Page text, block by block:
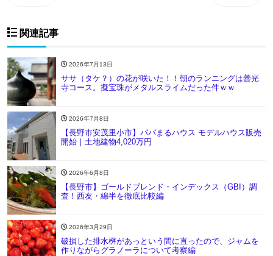
関連記事
2026年7月13日
ササ（タケ？）の花が咲いた！！朝のランニングは善光
寺コース。擬宝珠がメタルスライムだった件ｗｗ
2026年7月8日
【長野市安茂里小市】パパまるハウス モデルハウス販売
開始｜土地建物4,020万円
2026年6月8日
【長野市】ゴールドブレンド・インデックス（GBI）調
査！西友・綿半を徹底比較編
2026年3月29日
破損した排水桝があっという間に直ったので、ジャムを
作りながらグラノーラについて考察編